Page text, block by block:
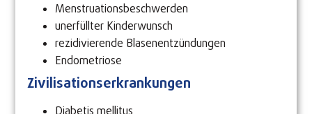
Menstruationsbeschwerden
unerfüllter Kinderwunsch
rezidivierende Blasenentzündungen
Endometriose
Zivilisationserkrankungen